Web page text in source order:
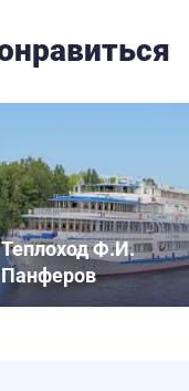
Теплоход Ф.И.
Панферов